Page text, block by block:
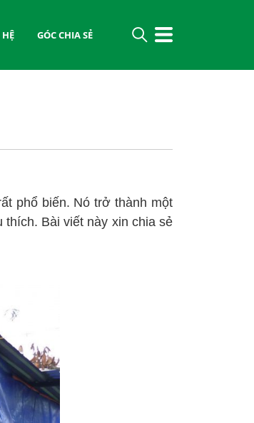
GÓC CHIA SẺ
phổ biến. Nó trở thành một
Bài viết này xin chia sẻ